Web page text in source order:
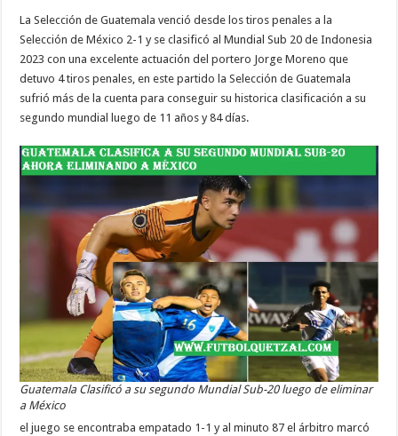
Sub
de
Indonesia
eliminando
México
en
La Selección de Guatemala venció desde los tiros penales a la
Selección de México 2-1 y se clasificó al Mundial Sub 20 de Indonesia
2023 con una excelente actuación del portero Jorge Moreno que
detuvo 4 tiros penales, en este partido la Selección de Guatemala
sufrió más de la cuenta para conseguir su historica clasificación a su
segundo mundial luego de 11 años y 84 días.
Guatemala Clasificó a su segundo Mundial Sub-20 luego de eliminar
a México
el juego se encontraba empatado 1-1 y al minuto 87 el árbitro marcó